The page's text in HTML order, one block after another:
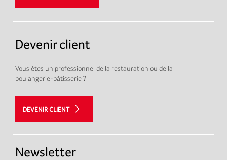
Devenir client
Vous êtes un professionnel de la restauration ou de la
boulangerie-pâtisserie ?
DEVENIR CLIENT
Newsletter